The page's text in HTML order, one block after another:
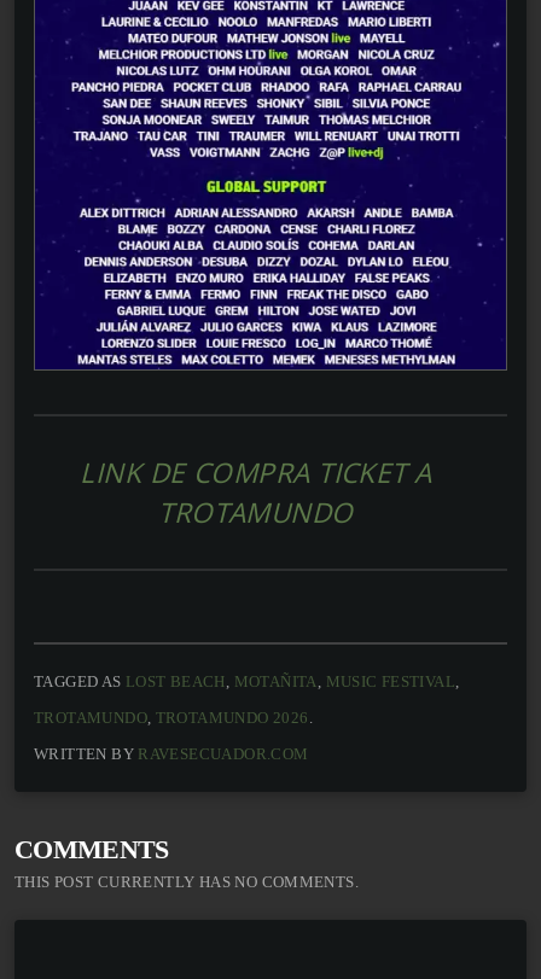
LINK DE COMPRA TICKET A
TROTAMUNDO
TAGGED AS LOST BEACH MOTAÑITA MUSIC FESTIVAL
TROTAMUNDO, TROTAMUNDO 2026
WRITTEN BY RAVESECUADOR.COM
COMMENTS
THIS POST CURRENTLY HAS NO COMMENTS.